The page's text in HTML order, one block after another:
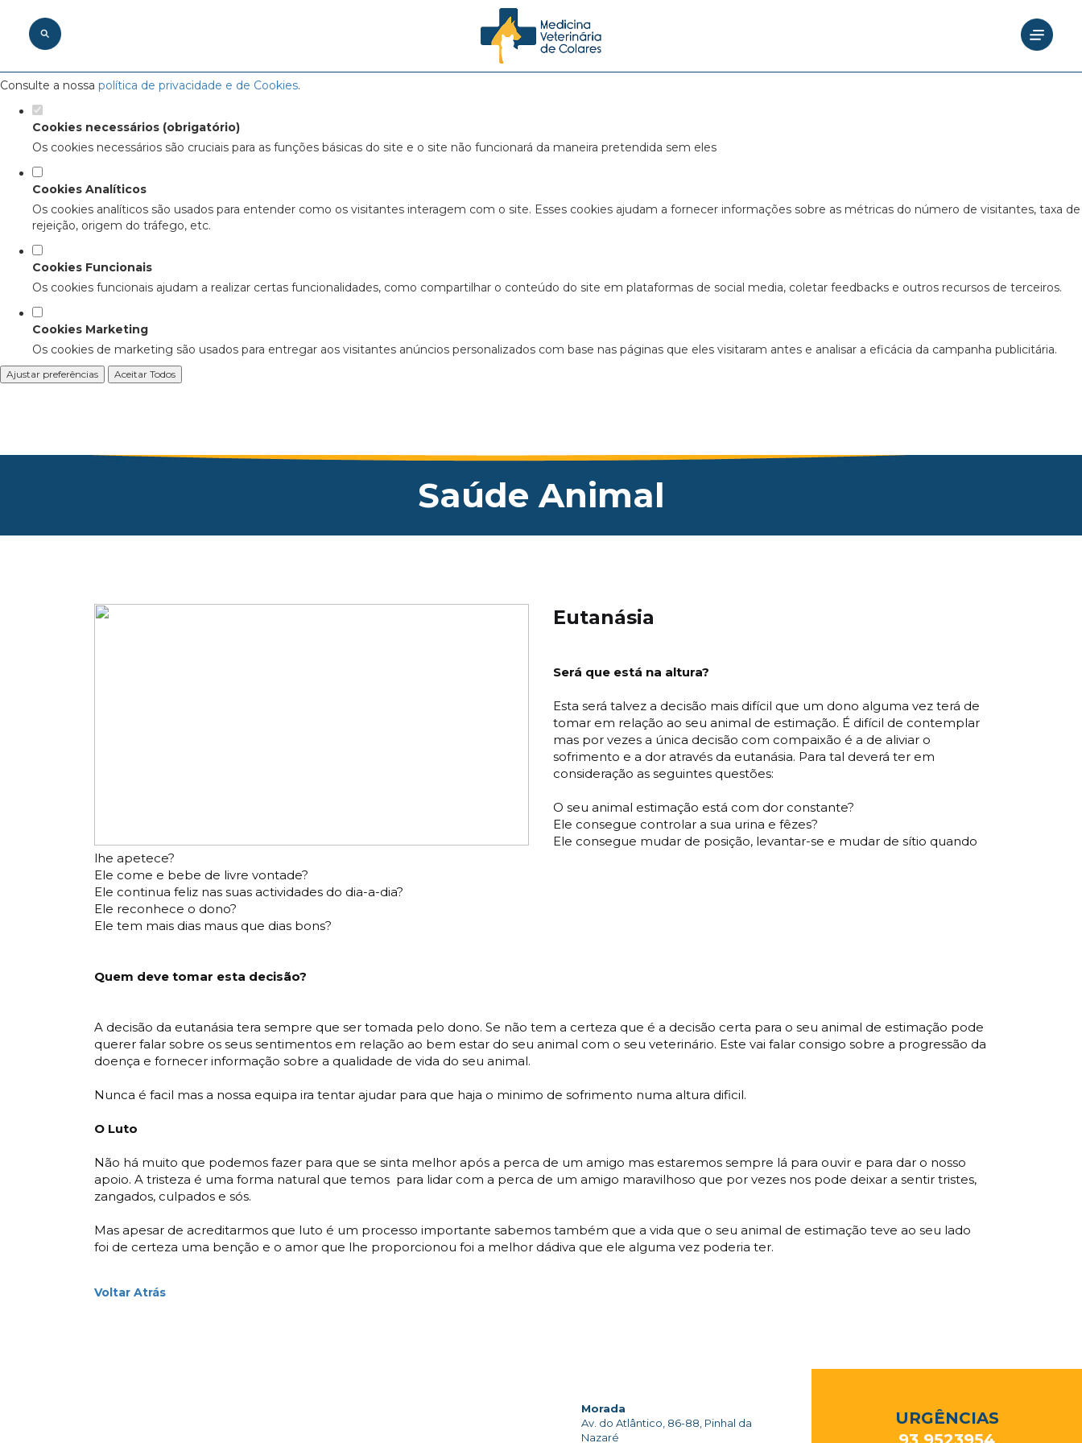
Defina as suas preferências de cookies para este website.
Este website utiliza cookies estritamente necessários, analíticos e funcionais, para lhe oferecer uma boa experiência de navegação e acesso a todas as funcionalidades.
Consulte a nossa política de privacidade e de Cookies.
Cookies necessários (obrigatório)
Os cookies necessários são cruciais para as funções básicas do site e o site não funcionará da maneira pretendida sem eles
Cookies Analíticos
Os cookies analíticos são usados para entender como os visitantes interagem com o site. Esses cookies ajudam a fornecer informações sobre as métricas do número de visitantes, taxa de
rejeição, origem do tráfego, etc.
Cookies Funcionais
Os cookies funcionais ajudam a realizar certas funcionalidades, como compartilhar o conteúdo do site em plataformas de social media, coletar feedbacks e outros recursos de terceiros.
Cookies Marketing
Os cookies de marketing são usados para entregar aos visitantes anúncios personalizados com base nas páginas que eles visitaram antes e analisar a eficácia da campanha publicitária.
Ajustar preferências Aceitar Todos
Saúde Animal
Eutanásia
Será que está na altura?
Esta será talvez a decisão mais difícil que um dono alguma vez terá de
tomar em relação ao seu animal de estimação. É difícil de contemplar
mas por vezes a única decisão com compaixão é a de aliviar o
sofrimento e a dor através da eutanásia. Para tal deverá ter em
consideração as seguintes questões:
O seu animal estimação está com dor constante?
Ele consegue controlar a sua urina e fêzes?
Ele consegue mudar de posição, levantar-se e mudar de sítio quando
lhe apetece?
Ele come e bebe de livre vontade?
Ele continua feliz nas suas actividades do dia-a-dia?
Ele reconhece o dono?
Ele tem mais dias maus que dias bons?
Quem deve tomar esta decisão?
A decisão da eutanásia tera sempre que ser tomada pelo dono. Se não tem a certeza que é a decisão certa para o seu animal de estimação pode
querer falar sobre os seus sentimentos em relação ao bem estar do seu animal com o seu veterinário. Este vai falar consigo sobre a progressão da
doença e fornecer informação sobre a qualidade de vida do seu animal.
Nunca é facil mas a nossa equipa ira tentar ajudar para que haja o minimo de sofrimento numa altura dificil.
O Luto
Não há muito que podemos fazer para que se sinta melhor após a perca de um amigo mas estaremos sempre lá para ouvir e para dar o nosso
apoio. A tristeza é uma forma natural que temos para lidar com a perca de um amigo maravilhoso que por vezes nos pode deixar a sentir tristes,
zangados, culpados e sós.
Mas apesar de acreditarmos que luto é um processo importante sabemos também que a vida que o seu animal de estimação teve ao seu lado
foi de certeza uma benção e o amor que lhe proporcionou foi a melhor dádiva que ele alguma vez poderia ter.
Voltar Atrás
Morada
Av. do Atlântico, 86-88, Pinhal da
Nazaré
URGÊNCIAS